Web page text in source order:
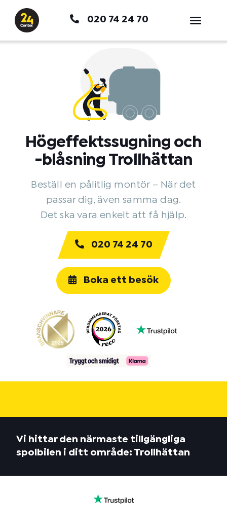
innehåll
020 74 24 70
Högeffektssugning och
-blåsning Trollhättan
Beställ en pålitlig montör – När det
passar dig, även samma dag.
Det ska vara enkelt att få hjälp.
020 74 24 70
Boka ett besök
Vi hittar den närmaste tillgängliga
spolbilen i ditt område: Trollhättan